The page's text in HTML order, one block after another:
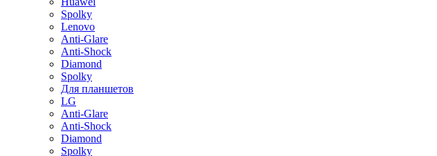
Spolky
Lenovo
Anti-Glare
Anti-Shock
Diamond
Spolky
Для планшетов
LG
Anti-Glare
Anti-Shock
Diamond
Spolky